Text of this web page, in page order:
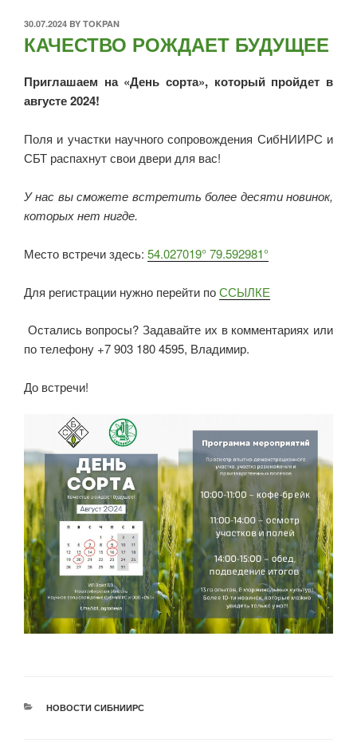
30.07.2024 BY TOKPAN
КАЧЕСТВО РОЖДАЕТ БУДУЩЕЕ
Приглашаем на «День сорта», который пройдет в
августе 2024!
Поля и участки научного сопровождения СибНИИРС и
СБТ распахнут свои двери для вас!
У нас вы сможете встретить более десяти новинок,
которых нет нигде.
Место встречи здесь: 54.027019° 79.592981°
Для регистрации нужно перейти поССЫЛКЕ
Остались вопросы? Задавайте их в комментариях или
по телефону +7 903 180 4595, Владимир.
До встречи!
НОВОСТИ СИБНИИРС